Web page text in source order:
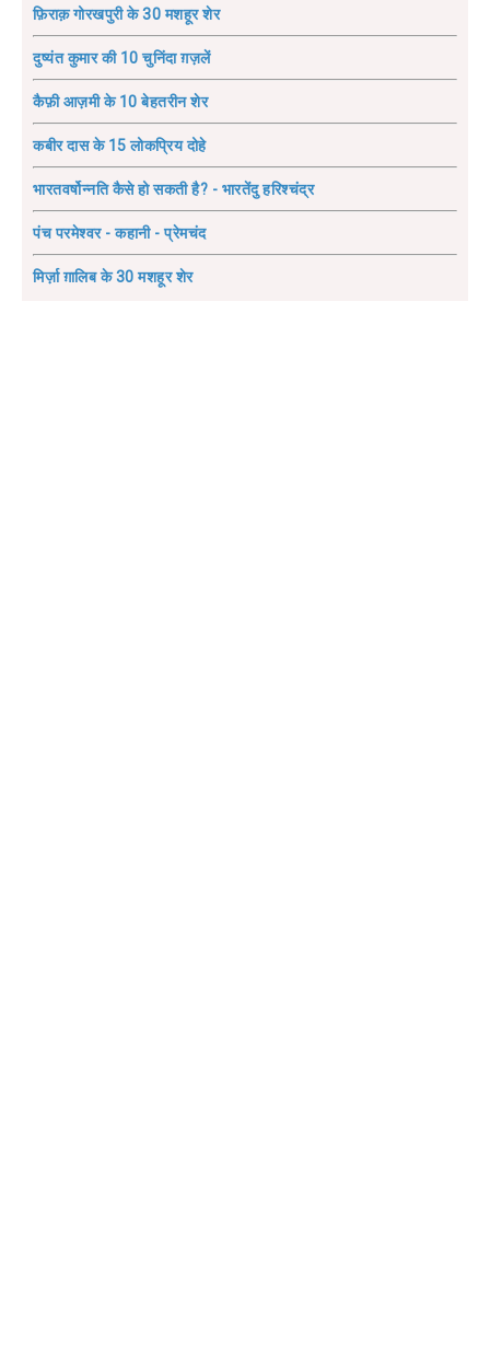
फ़िराक़ गोरखपुरी के 30 मशहूर शेर
दुष्यंत कुमार की 10 चुनिंदा ग़ज़लें
कैफ़ी आज़मी के 10 बेहतरीन शेर
कबीर दास के 15 लोकप्रिय दोहे
भारतवर्षोन्नति कैसे हो सकती है? - भारतेंदु हरिश्चंद्र
पंच परमेश्वर - कहानी - प्रेमचंद
मिर्ज़ा ग़ालिब के 30 मशहूर शेर